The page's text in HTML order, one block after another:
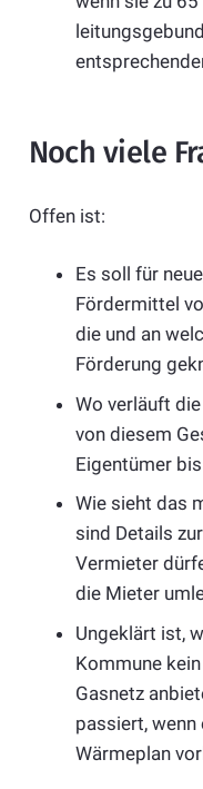
Noch viele
Offen ist:
Es soll für
Fördermittel
die und an
Förderung
Wo verläuft
von diesem
Eigentümer
Wie sieht das
sind Details
Vermieter
die Mieter
Ungeklärt ist,
Kommune
Gasnetz
passiert,
Wärmeplan